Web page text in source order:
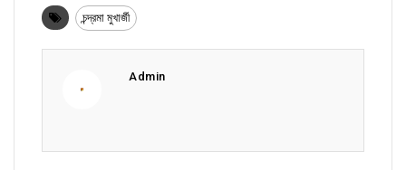
চন্দ্রমা মুখার্জী
Admin